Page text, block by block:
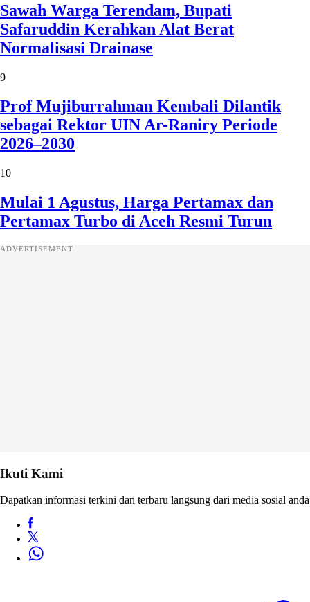
Sawah Warga Terendam, Bupati
Safaruddin Kerahkan Alat Berat
Normalisasi Drainase
9
Prof Mujiburrahman Kembali Dilantik
sebagai Rektor UIN Ar-Raniry Periode
2026–2030
10
Mulai 1 Agustus, Harga Pertamax dan
Pertamax Turbo di Aceh Resmi Turun
ADVERTISEMENT
Ikuti Kami
Dapatkan informasi terkini dan terbaru langsung dari media sosial anda